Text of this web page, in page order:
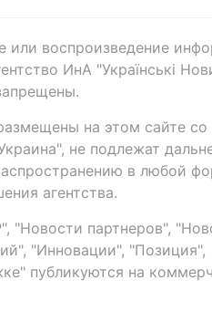
или воспроизведение
ИнА "Українські
на этом сайте со
не подлежат
в любой
агентства.
"Новости партнеров",
"Инновации", "Позиция",
публикуются на